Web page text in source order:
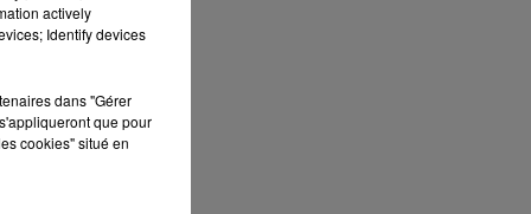
actively
Identify devices
dans "Gérer
que pour
cookies" situé en